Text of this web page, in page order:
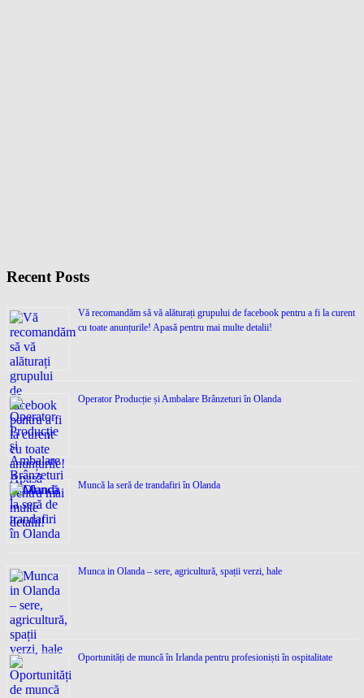
Recent Posts
Vă recomandăm să vă alăturați grupului de facebook pentru a fi la curent
cu toate anunțurile! Apasă pentru mai multe detalii!
Operator Producție și Ambalare Brânzeturi în Olanda
Muncă la seră de trandafiri în Olanda
Munca in Olanda – sere, agricultură, spații verzi, hale
Oportunități de muncă în Irlanda pentru profesioniști în ospitalitate